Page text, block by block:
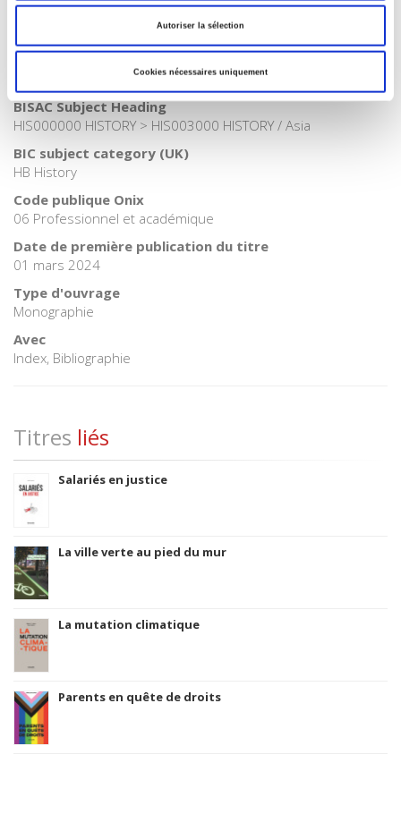
Autoriser la sélection
Cookies nécessaires uniquement
Domaines>Histoire
>Histoire
BISAC Subject Heading
HIS000000 HISTORY > HIS003000 HISTORY / Asia
BIC subject category (UK)
HB History
Code publique Onix
06 Professionnel et académique
Date de première publication du titre
01 mars 2024
Type d'ouvrage
Monographie
Avec
Index, Bibliographie
Titres liés
Salariés en justice
La ville verte au pied du mur
La mutation climatique
Parents en quête de droits